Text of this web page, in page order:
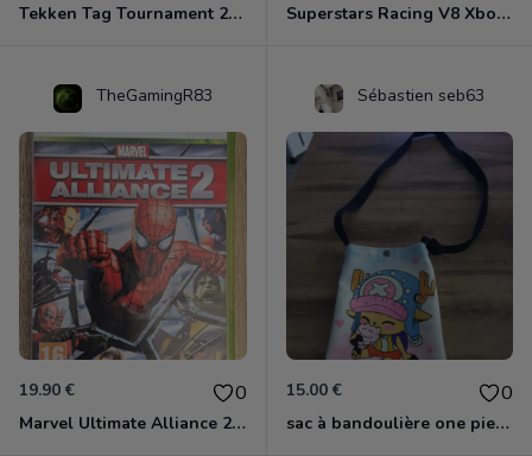
Tekken Tag Tournament 2 Xbox 360 Superstars Racing V8 Xbox 360
TheGamingR83
19.90 € 0
Marvel Ultimate Alliance 2 Xbox 360
Sébastien seb63
15.00 € 0
sac à bandoulière one piece chopper